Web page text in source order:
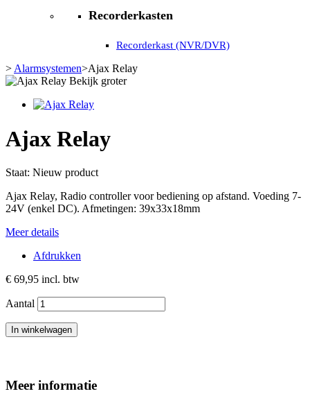
Recorderkasten
Recorderkast (NVR/DVR)
> Alarmsystemen>Ajax Relay
Bekijk groter
Ajax Relay
Staat: Nieuw product
Ajax Relay, Radio controller voor bediening op afstand. Voeding 7-
24V (enkel DC). Afmetingen: 39x33x18mm
Meer details
Afdrukken
€ 69,95 incl. btw
Aantal
In winkelwagen
Meer informatie